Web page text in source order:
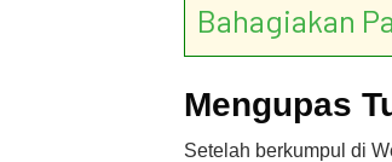
Bahagiakan
Mengupas
Setelah berkumpul di